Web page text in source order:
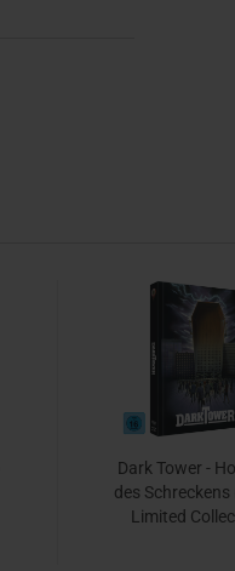
Dark Tower -
des Schreckens
Limited